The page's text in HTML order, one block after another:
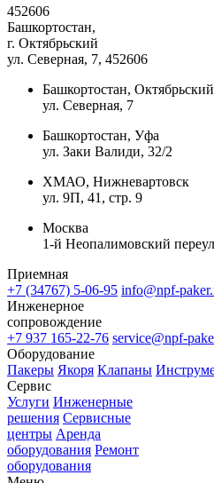
452606
Башкортостан,
г. Октябрьский
ул. Северная, 7, 452606
Башкортостан, Октябрьский
ул. Северная, 7
Башкортостан, Уфа
ул. Заки Валиди, 32/2
ХМАО, Нижневартовск
ул. 9П, 41, стр. 9
Москва
1-й Неопалимовский
Приемная
+7 (34767) 5-06-95 info@npf-
Инженерное
сопровождение
+7 937 165-22-76 service@npf-
Оборудование
Пакеры Якоря Клапаны
Сервис
Услуги Инженерные
решения Сервисные
центры Аренда
оборудования Ремонт
оборудования